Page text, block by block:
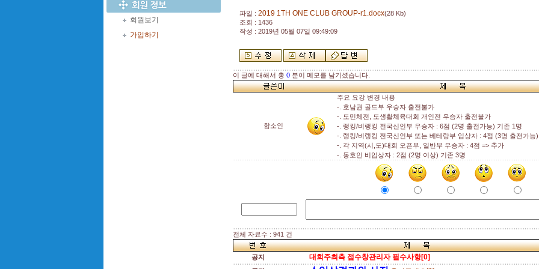
회원보기
가입하기
파일 : 2019 1TH ONE CLUB GROUP-r1.docx(28 Kb)
조회 : 1436
작성 : 2019년 05월 07일 09:49:09
이 글에 대해서 총 0 분이 메모를 남기셨습니다.
함소인
주요 요강 변경 내용
-. 호남권 골드부 우승자 출전불가
-. 도민체전, 도생활체육대회 개인전 우승자 출전불가
-. 랭킹/비랭킹 전국신인부 우승자 : 6점 (2명 출전가능) 기존 1명
-. 랭킹/비랭킹 전국신인부 또는 베테랑부 입상자 : 4점 (3명 출전가능
-. 각 지역(시,도)대회 오픈부, 일반부 우승자 : 4점 => 추가
-. 동호인 비입상자 : 2점 (2명 이상) 기존 3명
전체 자료수 : 941 건
공지 대회주최측 접수창관리자 필수사항[0]